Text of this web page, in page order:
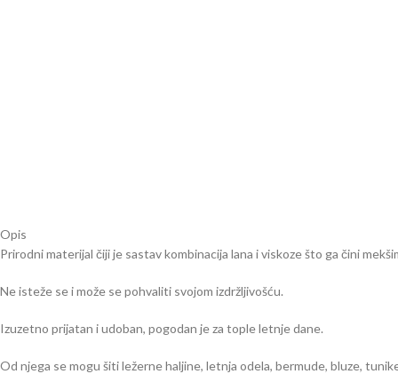
Opis
Prirodni materijal čiji je sastav kombinacija lana i viskoze što ga čini
Ne isteže se i može se pohvaliti svojom izdržljivošću.
Izuzetno prijatan i udoban, pogodan je za tople letnje dane.
Od njega se mogu šiti ležerne haljine, letnja odela, bermude, bluze,